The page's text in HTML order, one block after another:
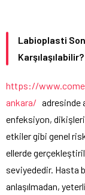
Labioplasti
Karşılaşılabilir?
https://
ankara/ adresinde
enfeksiyon,
etkiler gibi genel
ellerde
seviyededir. Hasta
anlaşılmadan,